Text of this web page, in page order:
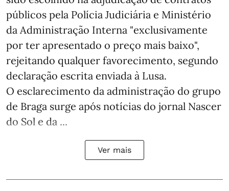
públicos pela Polícia Judiciária e Ministério
da Administração Interna "exclusivamente
por ter apresentado o preço mais baixo",
rejeitando qualquer favorecimento, segundo
declaração escrita enviada à Lusa.
O esclarecimento da administração do grupo
de Braga surge após notícias do jornal Nascer
do Sol e da ...
Ver mais